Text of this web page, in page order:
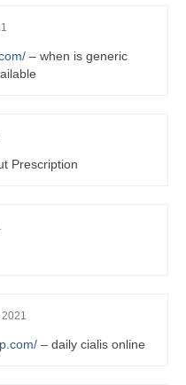
– when is generic
Prescription
– daily cialis online